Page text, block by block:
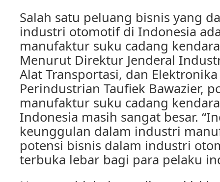
Salah satu peluang bisnis yang
industri otomotif di Indonesia
manufaktur suku cadang
Menurut Direktur Jenderal
Alat Transportasi, dan
Perindustrian Taufiek Bawazier,
manufaktur suku cadang
Indonesia masih sangat besar.
keunggulan dalam industri
potensi bisnis dalam industri
terbuka lebar bagi para pelaku